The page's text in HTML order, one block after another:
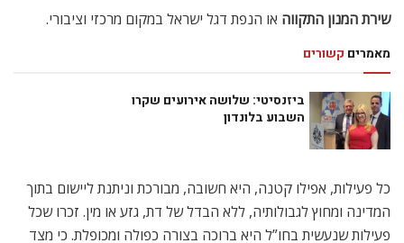
שירת המנון התקווה או הנפת דגל ישראל במקום מרכזי וציבורי.
מאמרים קשורים
ביזנסיטי: שלושה אירועים שקרו
השבוע בלונדון
כל פעילות, אפילו קטנה, היא חשובה, מבורכת וניתנת ליישום בתוך
המדינה ומחוץ לגבולותיה, ללא הבדל של דת, גזע או מין. זכרו שכל
פעילות שנעשית בחו”ל היא ברוכה בצורה כפולה ומכופלת. כי מצד